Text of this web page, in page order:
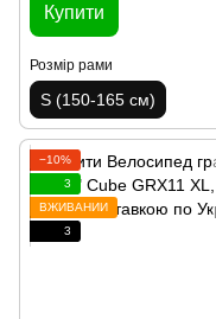
Купити
Розмір рами
S (150-165 см)
−10%
3
ВЖИВАНИЙ
3